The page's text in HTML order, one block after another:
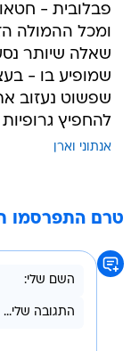
פבלובית -
ומכל ההמולה
שאלה שיותר
שמופיע בו -
שפשוט נעזוב
להחפיץ
אנתוני וארן
טרם התפרסמו